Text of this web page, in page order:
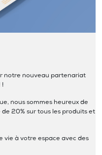
notre nouveau partenariat
!
nous sommes heureux de
20% sur tous les produits et
vie à votre espace avec des